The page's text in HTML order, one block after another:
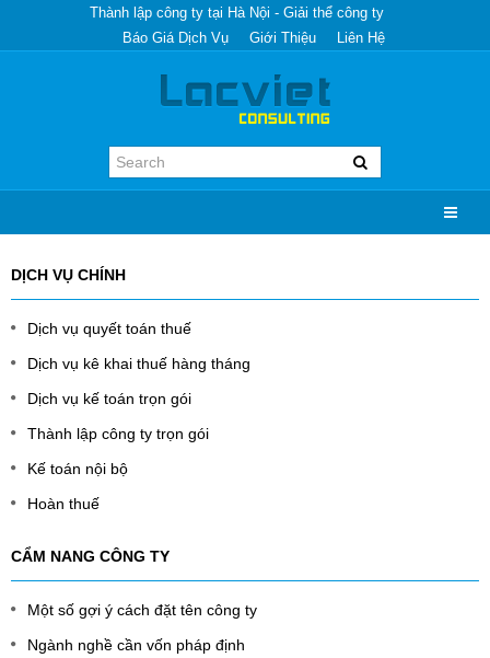
Thành lập công ty tại Hà Nội - Giải thể công ty
Báo Giá Dịch Vụ
Giới Thiệu Liên Hệ
DỊCH VỤ CHÍNH
Dịch vụ quyết toán thuế
Dịch vụ kê khai thuế hàng tháng
Dịch vụ kế toán trọn gói
Thành lập công ty trọn gói
Kế toán nội bộ
Hoàn thuế
CẨM NANG CÔNG TY
Một số gợi ý cách đặt tên công ty
Ngành nghề cần vốn pháp định